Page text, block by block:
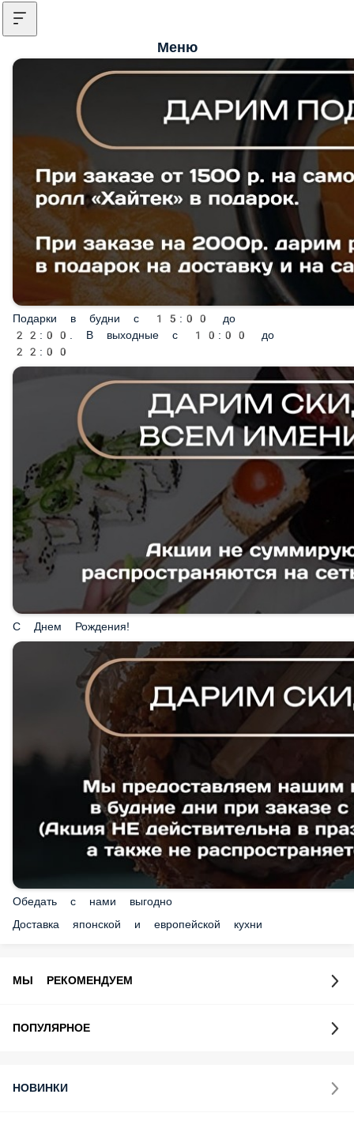
Меню
Подарки в будни с 15:00 до 22:00. В выходные с 10:00
до 22:00
С Днем Рождения!
Обедать с нами выгодно